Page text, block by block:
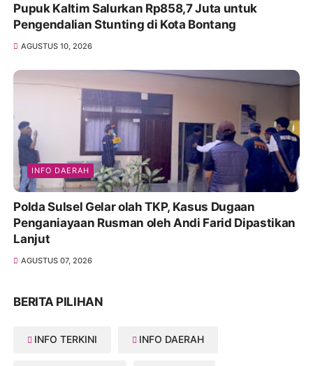
Pupuk Kaltim Salurkan Rp858,7 Juta untuk
Pengendalian Stunting di Kota Bontang
AGUSTUS 10, 2026
INFO DAERAH
Polda Sulsel Gelar olah TKP, Kasus Dugaan
Penganiayaan Rusman oleh Andi Farid Dipastikan
Lanjut
AGUSTUS 07, 2026
BERITA PILIHAN
INFO TERKINI INFO DAERAH